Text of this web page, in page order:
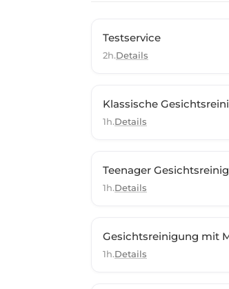
Testservice
2h.Details
Klassische
1h.Details
Teenager
1h.Details
Gesichtsreinigung mit
1h.Details